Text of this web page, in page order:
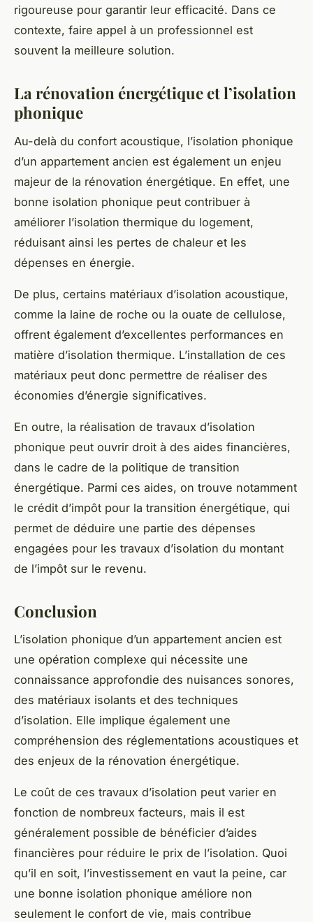
rigoureuse pour garantir leur efficacité. Dans ce
contexte, faire appel à un professionnel est
souvent la meilleure solution.
La rénovation énergétique et l’isolation
phonique
Au-delà du confort acoustique, l’isolation phonique
d’un appartement ancien est également un enjeu
majeur de la rénovation énergétique. En effet, une
bonne isolation phonique peut contribuer à
améliorer l’isolation thermique du logement,
réduisant ainsi les pertes de chaleur et les
dépenses en énergie.
De plus, certains matériaux d’isolation acoustique,
comme la laine de roche ou la ouate de cellulose,
offrent également d’excellentes performances en
matière d’isolation thermique. L’installation de ces
matériaux peut donc permettre de réaliser des
économies d’énergie significatives.
En outre, la réalisation de travaux d’isolation
phonique peut ouvrir droit à des aides financières,
dans le cadre de la politique de transition
énergétique. Parmi ces aides, on trouve notamment
le crédit d’impôt pour la transition énergétique, qui
permet de déduire une partie des dépenses
engagées pour les travaux d’isolation du montant
de l’impôt sur le revenu.
Conclusion
L’isolation phonique d’un appartement ancien est
une opération complexe qui nécessite une
connaissance approfondie des nuisances sonores,
des matériaux isolants et des techniques
d’isolation. Elle implique également une
compréhension des réglementations acoustiques et
des enjeux de la rénovation énergétique.
Le coût de ces travaux d’isolation peut varier en
fonction de nombreux facteurs, mais il est
généralement possible de bénéficier d’aides
financières pour réduire le prix de l’isolation. Quoi
qu’il en soit, l’investissement en vaut la peine, car
une bonne isolation phonique améliore non
seulement le confort de vie, mais contribue